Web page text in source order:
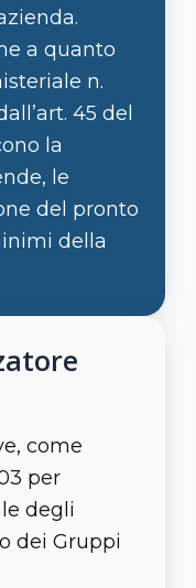
a quanto
n.
45 del
la
le
del pronto
della
come
per
degli
dei Gruppi